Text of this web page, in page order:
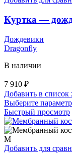
Куртка —
Дождевики
Dragonfly
В наличии
7 910 ₽
Добавить в список
Выберите
Быстрый просмотр
M
Добавить для